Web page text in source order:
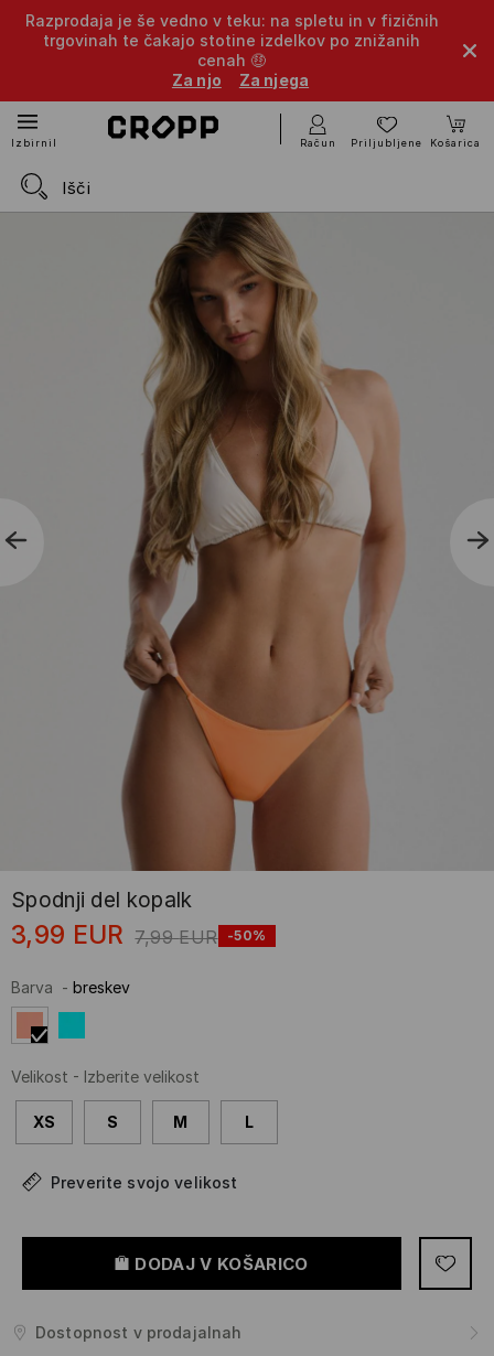
Razprodaja je še vedno v teku: na spletu in v fizičnih
trgovinah te čakajo stotine izdelkov po znižanih
cenah 🤑
Za njo
Za njega
Izbirnik Račun Priljubljene Košarica
Spodnji del kopalk
3,99 EUR 7,99 EUR -50%
Barva - breskev
Velikost - Izberite velikost
XS S M L
Preverite svojo velikost
DODAJ V KOŠARICO
Dostopnost v prodajalnah